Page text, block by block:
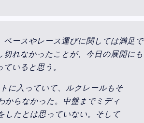
ースやレース運びに関しては満足で
れなかったことが、今日の展開にも
いると思う。
に入っていて、ルクレールもそ
からなかった。中盤までミディ
したとは思っていない。そして